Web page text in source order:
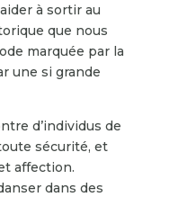
à sortir au
que nous
marquée par la
une si grande
d’individus de
sécurité, et
affection.
dans des